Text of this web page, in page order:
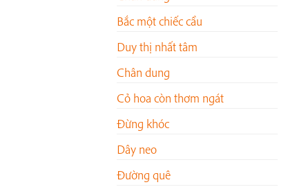
Bắc một chiếc cầu
Duy thị nhất tâm
Chân dung
Cỏ hoa còn thơm ngát
Đừng khóc
Dây neo
Đường quê